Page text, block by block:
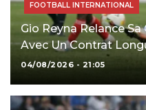
FOOTBALL INTERNATIONAL
Gio Reyna Relance
Avec Un Contrat
04/08/2026 - 21:05